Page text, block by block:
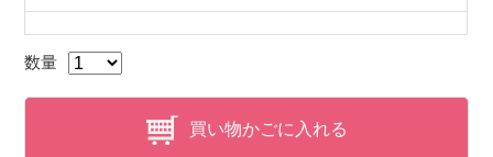
数量
買い物かごに入れる